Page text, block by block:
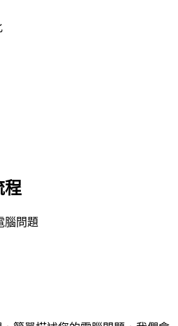
程
腦問題